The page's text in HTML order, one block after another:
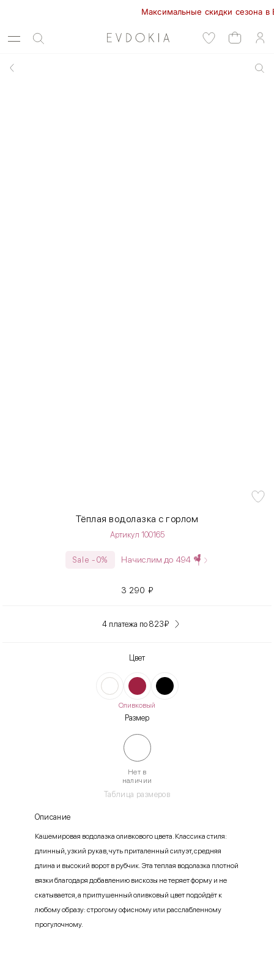
Максимальные скидки сезона в
Тёплая водолазка с горлом
Артикул 100165
Sale -0% Начислим до 494
3 290 ₽
4 платежа по 823₽
Цвет
Оливковый
Размер
Таблица размеров
Нет в
наличии
Описание
Кашемировая водолазка оливкового цвета. Классика стиля:
длинный, узкий рукав, чуть приталенный силуэт, средняя
длина и высокий ворот в рубчик. Эта теплая водолазка плотной
вязки благодаря добавлению вискозы не теряет форму и не
скатывается, а приглушенный оливковый цвет подойдёт к
любому образу: строгому офисному или расслабленному
прогулочному.